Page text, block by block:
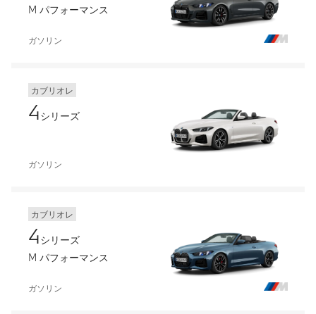
M パフォーマンス
ガソリン
カブリオレ
4シリーズ
ガソリン
カブリオレ
4シリーズ
M パフォーマンス
ガソリン